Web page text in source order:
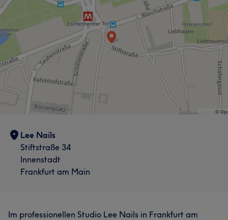
Lee Nails
Stiftstraße 34
Innenstadt
Frankfurt am Main
Im professionellen Studio Lee Nails in Frankfurt am